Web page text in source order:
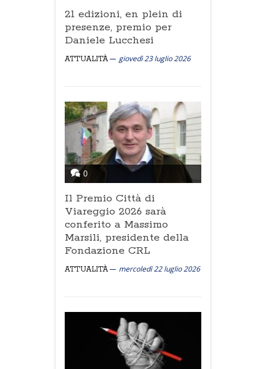
21 edizioni, en plein di
presenze, premio per
Daniele Lucchesi
ATTUALITÀ giovedì 23 luglio 2026
0
Il Premio Città di
Viareggio 2026 sarà
conferito a Massimo
Marsili, presidente della
Fondazione CRL
ATTUALITÀ mercoledì 22 luglio 2026